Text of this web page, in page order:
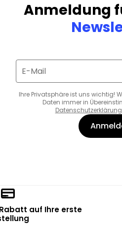
Anmeldung
E-Mail
Ihre Privatsphäre ist uns wichtig!
Daten immer in
Datenschutzerklärung
auf Ihre erste